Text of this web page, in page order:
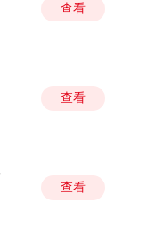
查看
查看
查看